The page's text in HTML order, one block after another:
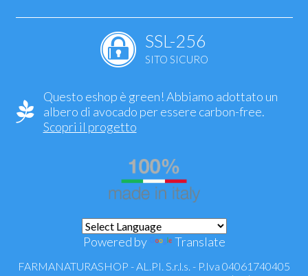
SSL-256
SITO SICURO
Questo eshop è green! Abbiamo adottato un
albero di avocado per essere carbon-free.
Scopri il progetto
Powered by Translate
FARMANATURASHOP - AL.PI. S.r.l.s. - P.Iva 04061740405